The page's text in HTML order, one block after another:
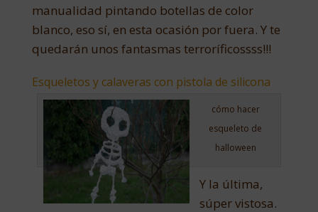
manualidad pintando botellas de color
blanco, eso sí, en esta ocasión por fuera. Y te
quedarán unos fantasmas terroríficossss!!!
Esqueletos y calaveras con pistola de silicona
cómo hacer
esqueleto de
halloween
Y la última,
súper vistosa.